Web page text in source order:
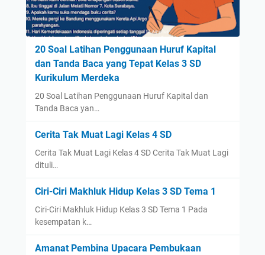
20 Soal Latihan Penggunaan Huruf Kapital
dan Tanda Baca yang Tepat Kelas 3 SD
Kurikulum Merdeka
20 Soal Latihan Penggunaan Huruf Kapital dan
Tanda Baca yan…
Cerita Tak Muat Lagi Kelas 4 SD
Cerita Tak Muat Lagi Kelas 4 SD Cerita Tak Muat Lagi
dituli…
Ciri-Ciri Makhluk Hidup Kelas 3 SD Tema 1
Ciri-Ciri Makhluk Hidup Kelas 3 SD Tema 1 Pada
kesempatan k…
Amanat Pembina Upacara Pembukaan